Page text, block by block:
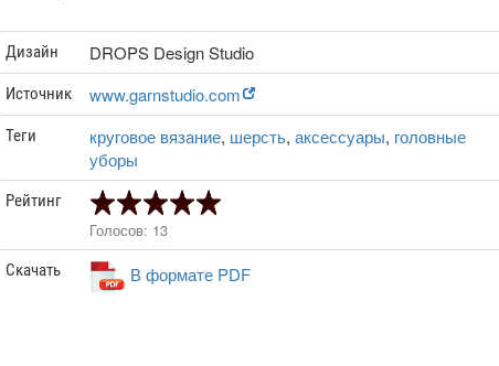
Дизайн DROPS Design Studio
Источник www.garnstudio.com
Теги круговое вязание, шерсть,аксессуары, головные
уборы
Рейтинг
Голосов: 13
Скачать В формате PDF